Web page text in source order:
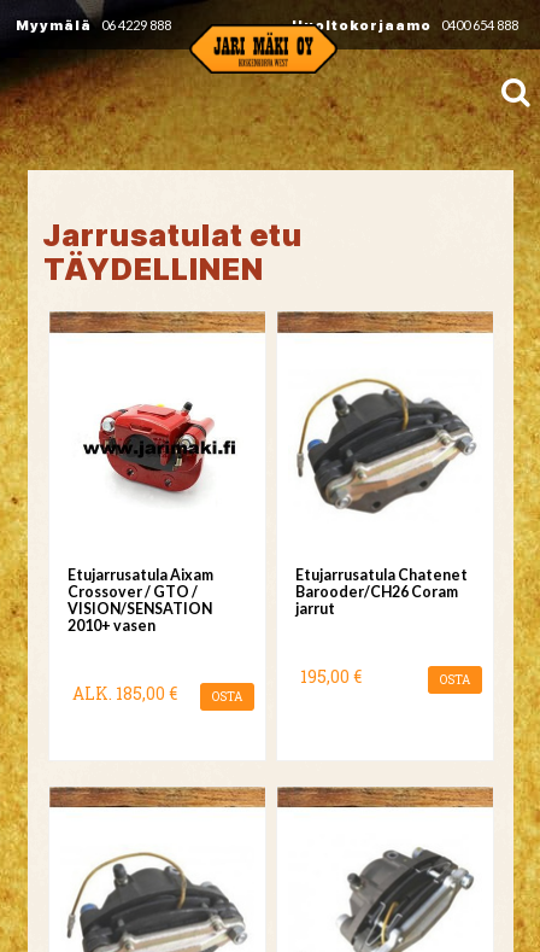
Myymälä 06 4229 888 Huoltokorjaamo 0400 654 888
Jarrusatulat etu
TÄYDELLINEN
Etujarrusatula Aixam
Crossover / GTO /
VISION/SENSATION
2010+ vasen
ALK. 185,00 € OSTA
Etujarrusatula Chatenet
Barooder/CH26 Coram
jarrut
195,00 € OSTA